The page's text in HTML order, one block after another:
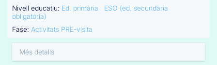
Nivell educatiu: Ed. primària
ESO (ed. secundària
obligatòria)
Fase: Activitats PRE-visita
Més detalls